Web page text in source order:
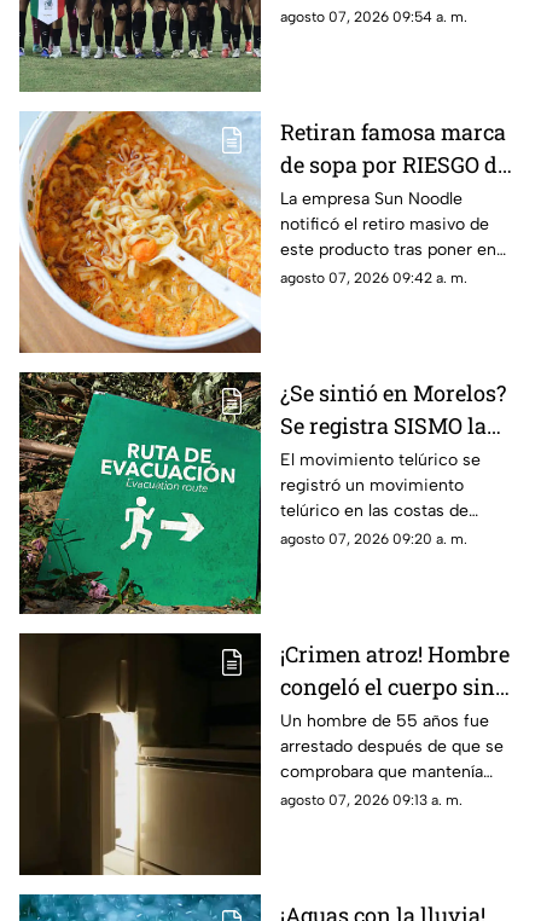
Centroamericanos y del
de oro en fútbol durante los
agosto 07, 2026 09:54 a. m.
Retiran famosa marca
de sopa por RIESGO de
alergia; autoridades
piden no consumir el
producto
La empresa Sun Noodle
notificó el retiro masivo de
este producto tras poner en
riesgo a una parte de la
agosto 07, 2026 09:42 a. m.
¿Se sintió en Morelos?
Se registra SISMO la
mañana de este viernes
7 de agosto
El movimiento telúrico se
registró un movimiento
telúrico en las costas de
Guerrero.
agosto 07, 2026 09:20 a. m.
¡Crimen atroz! Hombre
congeló el cuerpo sin
vida de su padre para
poder cobrar su
pensión; Lo hizo
durante más de dos
Un hombre de 55 años fue
arrestado después de que se
comprobara que mantenía
congelado el cuerpo sin vida
agosto 07, 2026 09:13 a. m.
¡Aguas con la lluvia!